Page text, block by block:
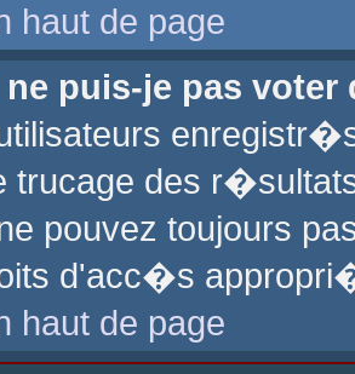
haut de page
puis-je pas voter
trucage des
pouvez toujours
d'acc�s
haut de page